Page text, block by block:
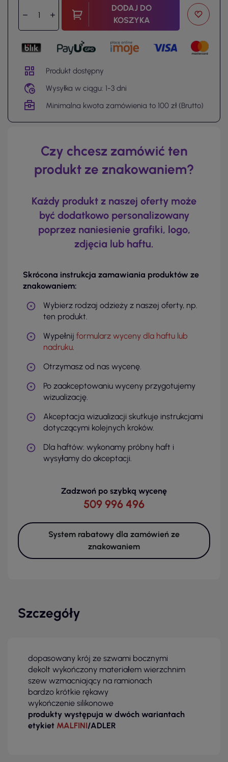
DODAJ DO
KOSZYKA
Produkt dostępny
Wysyłka w ciągu: 1-3 dni
Minimalna kwota zamówienia to 100 zł (Brutto)
Czy chcesz zamówić ten
produkt ze znakowaniem?
Każdy produkt z naszej oferty może
być dodatkowo personalizowany
poprzez naniesienie grafiki, logo,
zdjęcia lub haftu.
Skrócona instrukcja zamawiania produktów ze
znakowaniem:
Wybierz rodzaj odzieży z naszej oferty, np.
ten produkt.
Wypełnij formularz wyceny dla haftu lub
nadruku.
Otrzymasz od nas wycenę.
Po zaakceptowaniu wyceny przygotujemy
wizualizację.
Akceptacja wizualizacji skutkuje instrukcjami
dotyczącymi kolejnych kroków.
Dla haftów: wykonamy próbny haft i
wysyłamy do akceptacji.
Zadzwoń po szybką wycenę
509 996 496
System rabatowy dla zamówień ze
znakowaniem
Szczegóły
dopasowany krój ze szwami bocznymi
dekolt wykończony materiałem wierzchnim
szew wzmacniający na ramionach
bardzo krótkie rękawy
wykończenie silikonowe
produkty występuja w dwóch wariantach
etykiet MALFINI/ADLER